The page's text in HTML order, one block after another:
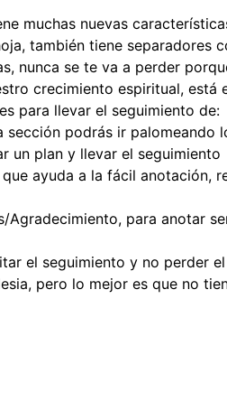
muchas nuevas
también tiene
nunca se te va a perder
crecimiento espiritual,
para llevar el seguimiento de:
sección podrás ir
un plan y llevar el seguimiento
ayuda a la fácil anotación,
Agradecimiento, para anotar
el seguimiento y no perder
pero lo mejor es que no